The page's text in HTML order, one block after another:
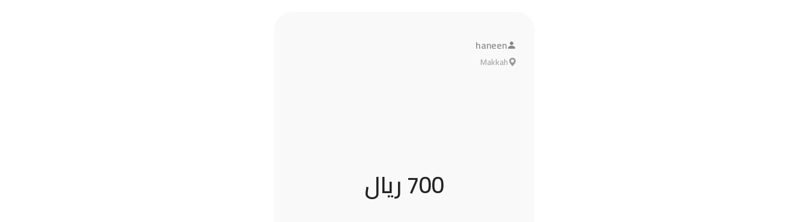
haneen
Makkah
700 ريال